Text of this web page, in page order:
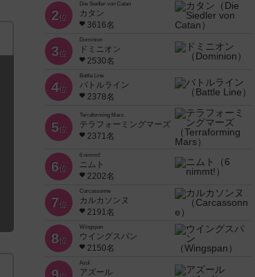
2位
Die Siedler von Catan
カタン
3616名
3位
Dominion
ドミニオン
2530名
4位
Battle Line
バトルライン
2378名
5位
Terraforming Mars
テラフォーミングマーズ
2371名
6位
6 nimmt!
ニムト
2202名
7位
Carcassonne
カルカソンヌ
2191名
8位
Wingspan
ウイングスパン
2150名
Azul
アズール